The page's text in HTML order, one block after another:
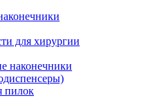
для хирургии
наконечники
пилок